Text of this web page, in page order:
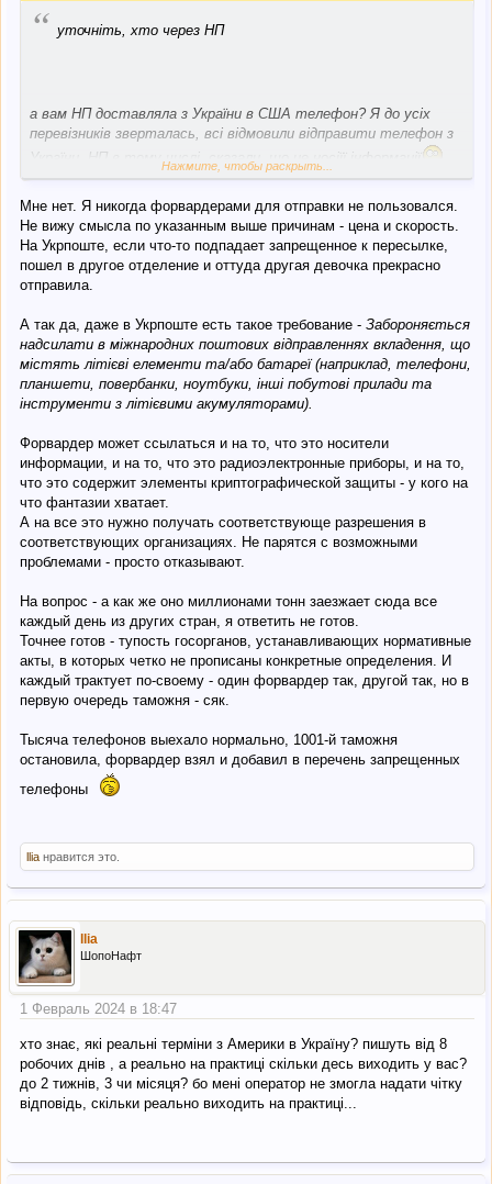
“ уточніть, хто через НП
а вам НП доставляла з України в США телефон? Я до усіх
перевізників зверталась, всі відмовили відправити телефон з
України, НП в тому числі, сказали, що це носіїї інформації
Нажмите, чтобы раскрыть...
Мне нет. Я никогда форвардерами для отправки не пользовался.
Не вижу смысла по указанным выше причинам - цена и скорость.
На Укрпоште, если что-то подпадает запрещенное к пересылке,
пошел в другое отделение и оттуда другая девочка прекрасно
отправила.
А так да, даже в Укрпоште есть такое требование - Забороняється
надсилати в міжнародних поштових відправленнях вкладення, що
містять літієві елементи та/або батареї (наприклад, телефони,
планшети, повербанки, ноутбуки, інші побутові прилади та
інструменти з літієвими акумуляторами).
Форвардер может ссылаться и на то, что это носители
информации, и на то, что это радиоэлектронные приборы, и на то,
что это содержит элементы криптографической защиты - у кого на
что фантазии хватает.
А на все это нужно получать соответствующе разрешения в
соответствующих организациях. Не парятся с возможными
проблемами - просто отказывают.
На вопрос - а как же оно миллионами тонн заезжает сюда все
каждый день из других стран, я ответить не готов.
Точнее готов - тупость госорганов, устанавливающих нормативные
акты, в которых четко не прописаны конкретные определения. И
каждый трактует по-своему - один форвардер так, другой так, но в
первую очередь таможня - сяк.
Тысяча телефонов выехало нормально, 1001-й таможня
остановила, форвардер взял и добавил в перечень запрещенных
телефоны
llia нравится это.
llia
ШопоНафт
1 Февраль 2024 в 18:47
хто знає, які реальні терміни з Америки в Україну? пишуть від 8
робочих днів , а реально на практиці скільки десь виходить у вас?
до 2 тижнів, 3 чи місяця? бо мені оператор не змогла надати чітку
відповідь, скільки реально виходить на практиці...